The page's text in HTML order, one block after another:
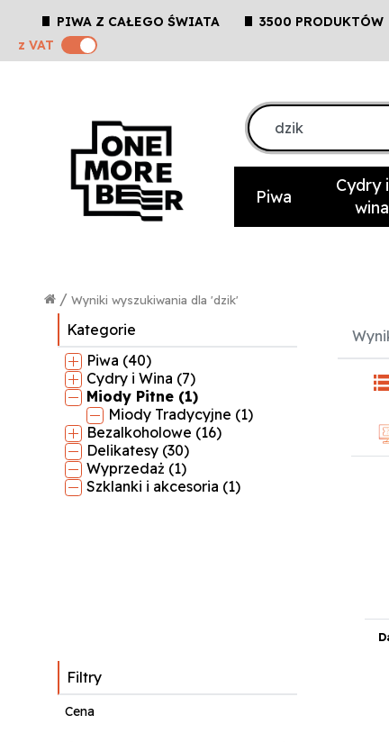
PIWA Z CAŁEGO ŚWIATA 3500 PRODUKTÓW
z VAT
Piwa
Cydry i
wina
Wyniki wyszukiwania dla 'dzik'
/
Kategorie
Piwa (40)
Cydry i Wina (7)
Miody Pitne (1)
Miody Tradycyjne (1)
Bezalkoholowe (16)
Delikatesy (30)
Wyprzedaż (1)
Szklanki i akcesoria (1)
Filtry
Cena